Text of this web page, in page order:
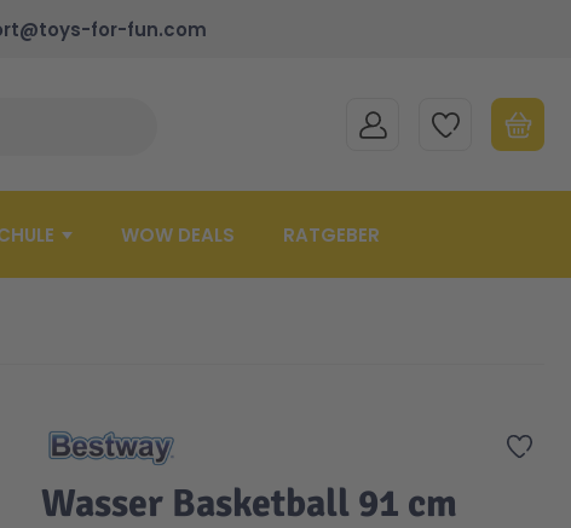
for-fun.com
MEIN KONTOMEINE WUNSCHLISTE
WOW DEALS RATGEBER
Zur
Wasser Basketball 91 cm